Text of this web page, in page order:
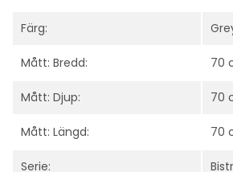
Färg:
Mått: Bredd: 70
Mått: Djup: 70
Mått: Längd: 70
Serie: